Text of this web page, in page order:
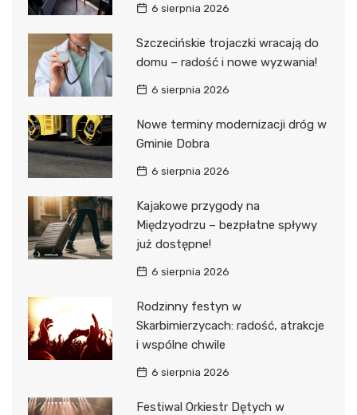
6 sierpnia 2026
Szczecińskie trojaczki wracają do
domu – radość i nowe wyzwania!
6 sierpnia 2026
Nowe terminy modernizacji dróg w
Gminie Dobra
6 sierpnia 2026
Kajakowe przygody na
Międzyodrzu – bezpłatne spływy
już dostępne!
6 sierpnia 2026
Rodzinny festyn w
Skarbimierzycach: radość, atrakcje
i wspólne chwile
6 sierpnia 2026
Festiwal Orkiestr Dętych w